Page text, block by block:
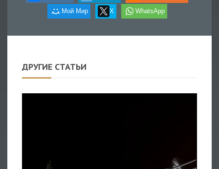
Мой Мир X WhatsApp
ДРУГИЕ СТАТЬИ